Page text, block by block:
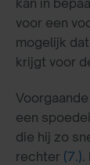
kan in
voor een
mogelijk
krijgt voor
een
die hij zo
rechter (7.).